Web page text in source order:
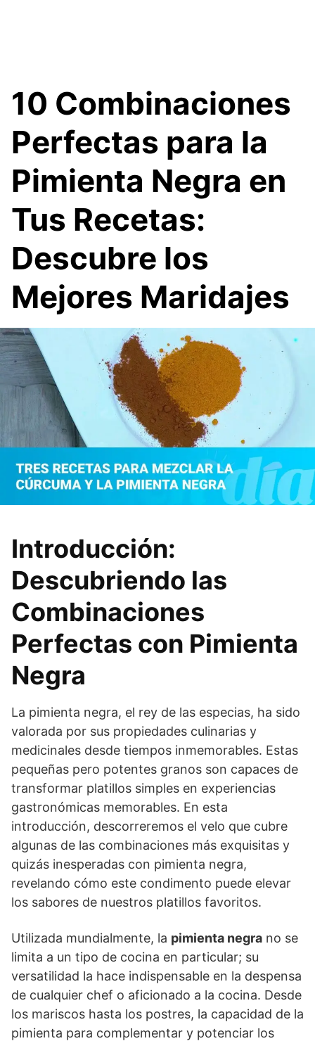
10 Combinaciones
Perfectas para la
Pimienta Negra en
Tus Recetas:
Descubre los
Mejores Maridajes
Introducción:
Descubriendo las
Combinaciones
Perfectas con Pimienta
Negra
La pimienta negra, el rey de las especias, ha sido
valorada por sus propiedades culinarias y
medicinales desde tiempos inmemorables. Estas
pequeñas pero potentes granos son capaces de
transformar platillos simples en experiencias
gastronómicas memorables. En esta
introducción, descorreremos el velo que cubre
algunas de las combinaciones más exquisitas y
quizás inesperadas con pimienta negra,
revelando cómo este condimento puede elevar
los sabores de nuestros platillos favoritos.
Utilizada mundialmente, la pimienta negra no se
limita a un tipo de cocina en particular; su
versatilidad la hace indispensable en la despensa
de cualquier chef o aficionado a la cocina. Desde
los mariscos hasta los postres, la capacidad de la
pimienta para complementar y potenciar los